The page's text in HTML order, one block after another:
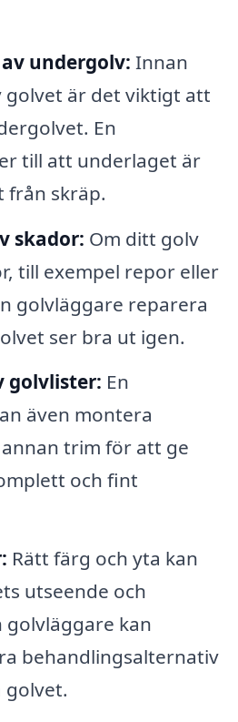
undergolv: Innan
golvet är det viktigt att
En
till att underlaget är
från skräp.
skador: Om ditt golv
till exempel repor eller
golvläggare reparera
ser bra ut igen.
golvlister: En
även montera
trim för att ge
och fint
Rätt färg och yta kan
utseende och
golvläggare kan
behandlingsalternativ
golvet.